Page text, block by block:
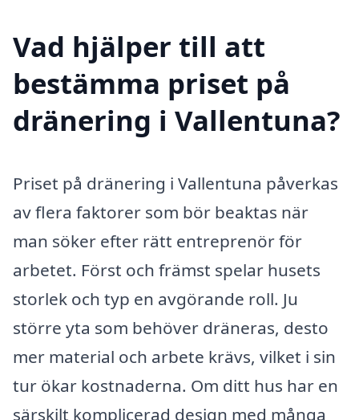
Vad hjälper till att
bestämma priset på
dränering i Vallentuna?
Priset på dränering i Vallentuna påverkas
av flera faktorer som bör beaktas när
man söker efter rätt entreprenör för
arbetet. Först och främst spelar husets
storlek och typ en avgörande roll. Ju
större yta som behöver dräneras, desto
mer material och arbete krävs, vilket i sin
tur ökar kostnaderna. Om ditt hus har en
särskilt komplicerad design med många